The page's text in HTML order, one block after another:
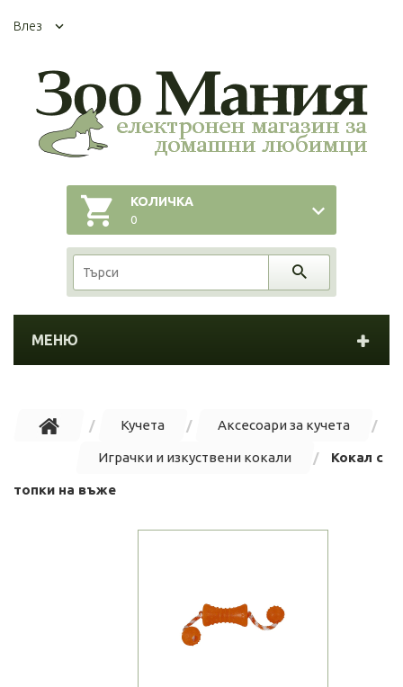
Влез
КОЛИЧКА
0
МЕНЮ
Кучета Аксесоари за кучета
Играчки и изкуствени кокали Кокал с
топки на въже